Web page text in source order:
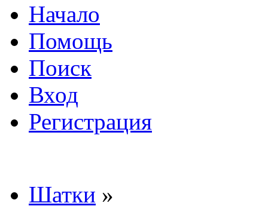
Начало
Помощь
Поиск
Вход
Регистрация
Шатки »